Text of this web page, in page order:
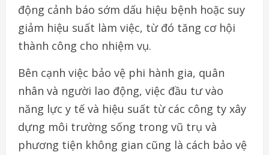
động cảnh báo sớm dấu hiệu bệnh hoặc suy
giảm hiệu suất làm việc, từ đó tăng cơ hội
thành công cho nhiệm vụ.
Bên cạnh việc bảo vệ phi hành gia, quân
nhân và người lao động, việc đầu tư vào
năng lực y tế và hiệu suất từ các công ty xây
dựng môi trường sống trong vũ trụ và
phương tiện không gian cũng là cách bảo vệ